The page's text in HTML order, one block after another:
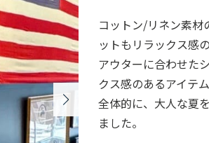
コットン/リネン素材
ットもリラックス感
アウターに合わせた
クス感のあるアイテム
全体的に、大人な夏
ました。